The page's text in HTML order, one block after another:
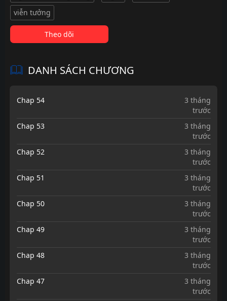
viễn tưởng
Theo dõi
DANH SÁCH CHƯƠNG
Chap 54
3 tháng
trước
Chap 53
3 tháng
trước
Chap 52
3 tháng
trước
Chap 51
3 tháng
trước
Chap 50
3 tháng
trước
Chap 49
3 tháng
trước
Chap 48
3 tháng
trước
Chap 47
3 tháng
trước